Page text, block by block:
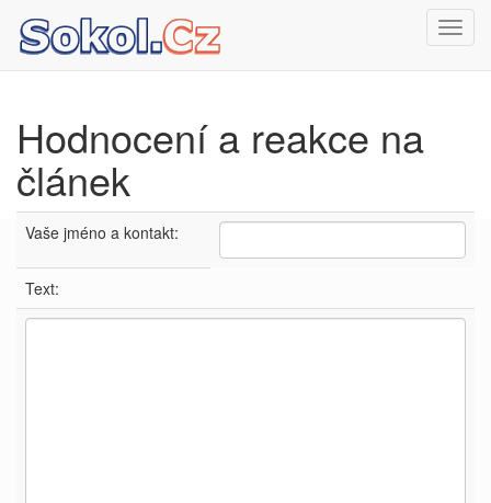
Hodnocení a reakce na
článek
Vaše jméno a kontakt:
Text: